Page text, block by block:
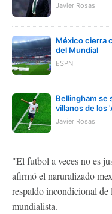
Javier Rosas
México cierra
del Mundial
ESPN
Bellingham se
villanos de los
Javier Rosas
"El futbol a veces no es
afirmó el naruralizado
respaldo incondicional de
mundialista.